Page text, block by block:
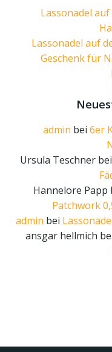
Lassonadel
Lassonadel auf
Geschenk für
admin bei 6er
Ursula Teschnerbei
Hannelore Papp
Patchwork
admin bei
ansgar hellmich